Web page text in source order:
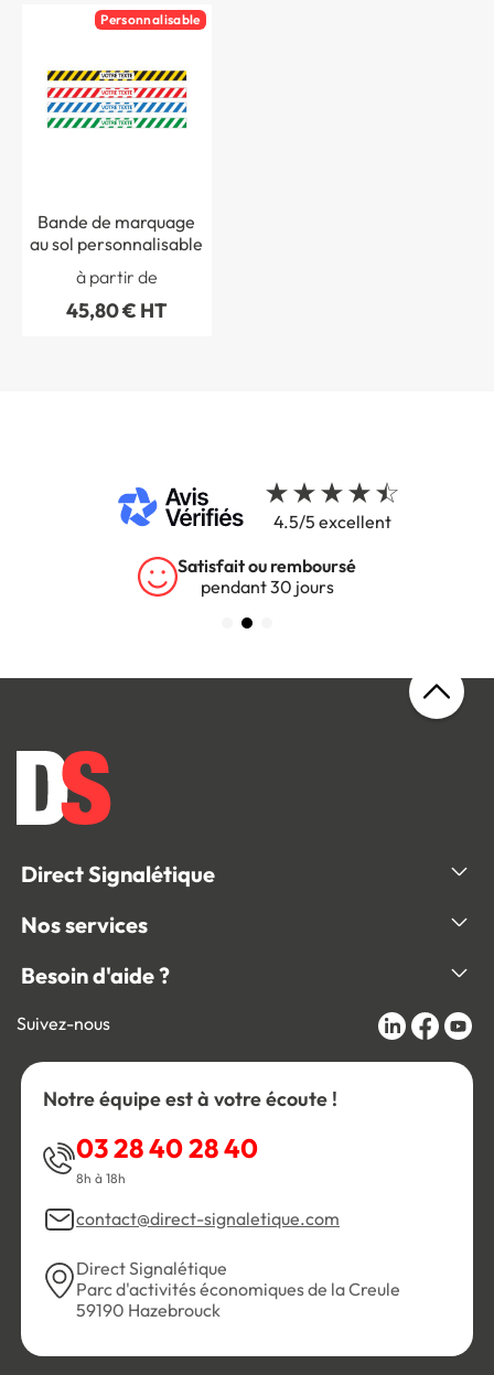
Personnalisable
Bande de marquage
au sol personnalisable
à partir de
45,80 € HT
4.5/5 excellent
Garantie 5 ans
sur tous nos produits
Direct Signalétique
Nos services
Besoin d'aide ?
Suivez-nous
Notre équipe est à votre écoute !
03 28 40 28 40
8h à 18h
contact@direct-signaletique.com
Direct Signalétique
Parc d'activités économiques de la Creule
59190 Hazebrouck